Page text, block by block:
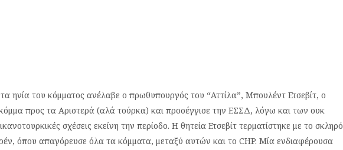
ηνία του κόμματος ανέλαβε ο πρωθυπουργός του “Αττίλα”, Μπουλέντ Ετσεβίτ, ο
προς τα Αριστερά (αλά τούρκα) και προσέγγισε την ΕΣΣΔ, λόγω και των ουκ
σχέσεις εκείνη την περίοδο. Η θητεία Ετσεβίτ τερματίστηκε με το σκληρό
όπου απαγόρευσε όλα τα κόμματα, μεταξύ αυτών και το CHP. Μία ενδιαφέρουσα